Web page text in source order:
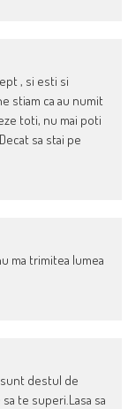
, si esti si
stiam ca au numit
toti, nu mai poti
sa stai pe
ma trimitea lumea
sunt destul de
te superi.Lasa sa